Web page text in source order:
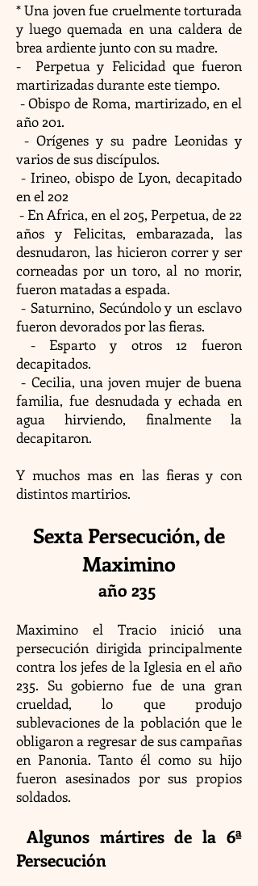
* Una joven fue cruelmente torturada
y luego quemada en una caldera de
brea ardiente junto con su madre.
- Perpetua y Felicidad que fueron
martirizadas durante este tiempo.
- Obispo de Roma, martirizado, en el
año 201.
- Orígenes y su padre Leonidas y
varios de sus discípulos.
- Irineo, obispo de Lyon, decapitado
en el 202
- En Africa, en el 205, Perpetua, de 22
años y Felicitas, embarazada, las
desnudaron, las hicieron correr y ser
corneadas por un toro, al no morir,
fueron matadas a espada.
- Saturnino, Secúndolo y un esclavo
fueron devorados por las fieras.
- Esparto y otros 12 fueron
decapitados.
- Cecilia, una joven mujer de buena
familia, fue desnudada y echada en
agua hirviendo, finalmente la
decapitaron.
Y muchos mas en las fieras y con
distintos martirios.
Sexta Persecución, de
Maximino
año 235
Maximino el Tracio inició una
persecución dirigida principalmente
contra los jefes de la Iglesia en el año
235. Su gobierno fue de una gran
crueldad, lo que produjo
sublevaciones de la población que le
obligaron a regresar de sus campañas
en Panonia. Tanto él como su hijo
fueron asesinados por sus propios
soldados.
Algunos mártires de la 6ª
Persecución